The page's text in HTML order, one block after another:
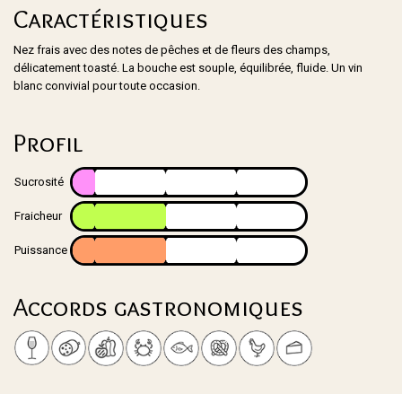
Caractéristiques
Nez frais avec des notes de pêches et de fleurs des champs,
délicatement toasté. La bouche est souple, équilibrée, fluide. Un vin
blanc convivial pour toute occasion.
Profil
Sucrosité
Fraicheur
Puissance
Accords gastronomiques